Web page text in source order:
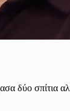
δύο σπίτια